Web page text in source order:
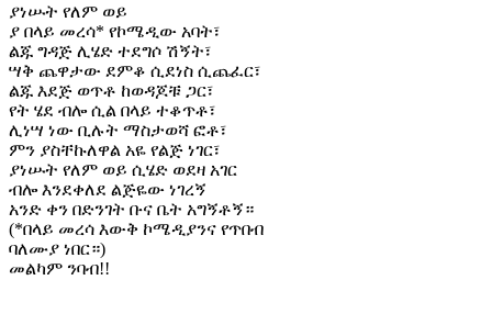
ያነሡት የለም ወይ
ያ በላይ መረሳ* የኮሜዲው አባት፣
ልጁ ግዳጅ ሊሄድ ተደግሶ ሽኝት፣
ሣቅ ጨዋታው ደምቆ ሲደነስ ሲጨፈር፣
ልጁ እደጅ ወጥቶ ከወዳጆቹ ጋር፣
የት ሄደ ብሎ ሲል በላይ ተቆጥቶ፣
ሊነሣ ነው ቢሉት ማስታወሻ ፎቶ፣
ምን ያስቸኩለዋል አዬ የልጅ ነገር፣
ያነሡት የለም ወይ ሲሄድ ወደዛ አገር
ብሎ እንደቀለደ ልጅዬው ነገረኝ
አንድ ቀን በድንገት ቡና ቤት አግኝቶኝ።
(*በላይ መረሳ እውቅ ኮሜዲያንና የጥበብ
ባለሙያ ነበር።)
መልካም ንባብ!!